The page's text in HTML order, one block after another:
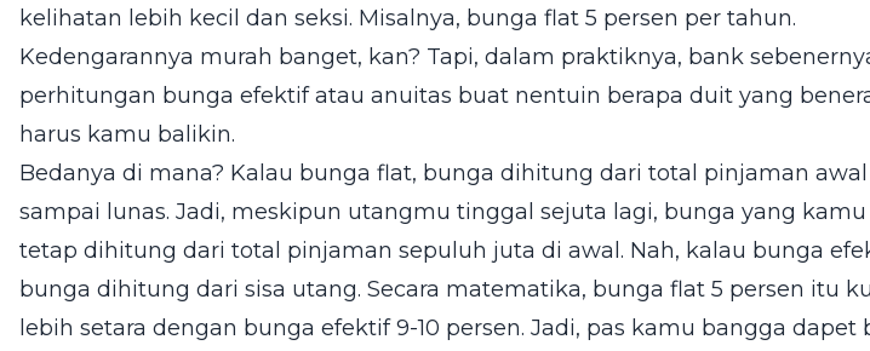
kelihatan lebih kecil dan seksi. Misalnya, bunga flat 5 persen per tahun.
Kedengarannya murah banget, kan? Tapi, dalam praktiknya, bank
perhitungan bunga efektif atau anuitas buat nentuin berapa duit yang
harus kamu balikin.
Bedanya di mana? Kalau bunga flat, bunga dihitung dari total pinjaman awal
sampai lunas. Jadi, meskipun utangmu tinggal sejuta lagi, bunga yang
tetap dihitung dari total pinjaman sepuluh juta di awal. Nah, kalau bunga
bunga dihitung dari sisa utang. Secara matematika, bunga flat 5 persen itu
lebih setara dengan bunga efektif 9-10 persen. Jadi, pas kamu bangga dapet